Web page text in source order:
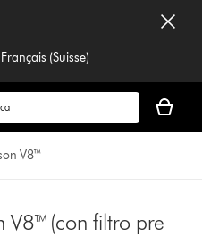
Français (Suisse)
carrello
è
V8™
V8™ (con filtro pre